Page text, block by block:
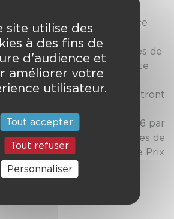
« Prémonition » et
le sujet de la violence
entièrement dans les
située sur les allées Charles de
compositrice-interprète
danseur, mais sans aucun
Les habitués reconnaîtront
le gymnase et la
bâtiment construit en 1966 par
sur les allées Charles de
son concepteur d’obtenir le Prix
site utilise des
à des fins de
d'audience et
améliorer votre
utilisateur.
Tout accepter
Tout refuser
Personnaliser